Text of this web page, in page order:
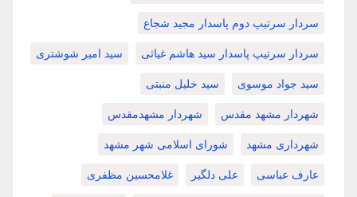
سردار سرتیپ دوم پاسدار مجید شجاع
سردار سرتیپ پاسدار سید هاشم غیاثی سید امیر شوشتری
سید جواد موسوی سید خلیل منبتی
شهردار مشهد مقدس شهردار مشهدمقدس
شهرداری مشهد شورای اسلامی شهر مشهد
عارف عباسی علی دلگیر غلامحسین مظفری